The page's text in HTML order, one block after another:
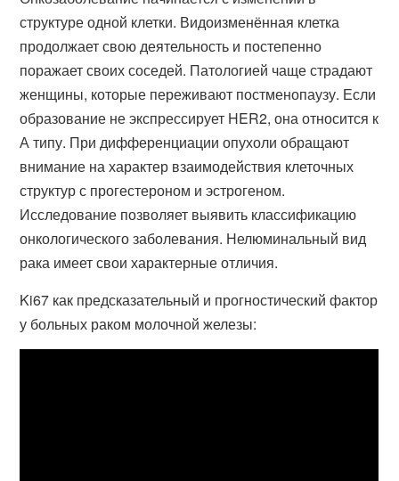
структуре одной клетки. Видоизменённая клетка
продолжает свою деятельность и постепенно
поражает своих соседей. Патологией чаще страдают
женщины, которые переживают постменопаузу. Если
образование не экспрессирует HER2, она относится к
А типу. При дифференциации опухоли обращают
внимание на характер взаимодействия клеточных
структур с прогестероном и эстрогеном.
Исследование позволяет выявить классификацию
онкологического заболевания. Нелюминальный вид
рака имеет свои характерные отличия.
Ki67 как предсказательный и прогностический фактор
у больных раком молочной железы: